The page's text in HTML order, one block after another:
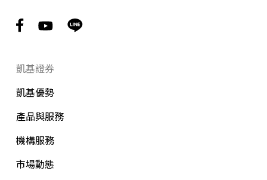
凱基證券
凱基優勢
產品與服務
機構服務
市場動態